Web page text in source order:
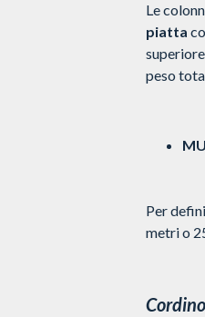
Le
piatta
peso
Per
metri o